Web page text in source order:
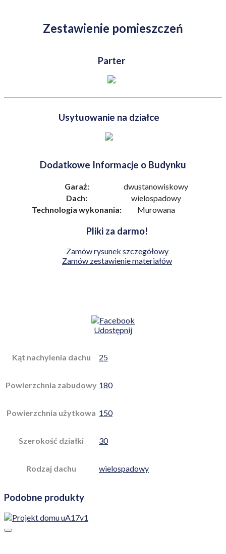
Zestawienie pomieszczeń
Parter
Usytuowanie na działce
Dodatkowe Informacje o Budynku
Garaż:
dwustanowiskowy
Dach:
wielospadowy
Technologia wykonania:
Murowana
Pliki za darmo!
Zamów rysunek szczegółowy
Zamów zestawienie materiałów
Udostępnij
Kąt nachylenia dachu 25
Powierzchnia zabudowy 180
Powierzchnia użytkowa 150
Szerokość działki 30
Rodzaj dachu wielospadowy
Podobne produkty